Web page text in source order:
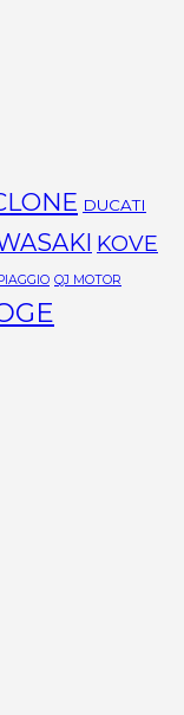
DUCATI
KOVE
QJ MOTOR